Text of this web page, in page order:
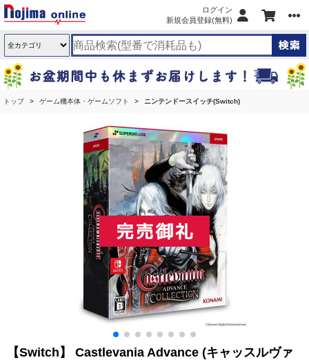
ログイン
新規会員登録(無料)
トップ ゲーム機本体・ゲームソフト ニンテンドースイッチ(Switch)
【Switch】 Castlevania Advance (キャッスルヴァ